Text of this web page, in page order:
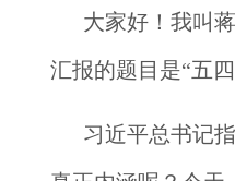
大家好！我叫
汇报的题目是“五
习近平总书记